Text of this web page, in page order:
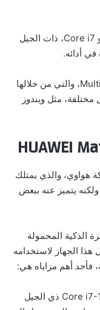
يمتلك الحاسوب معالج من النوع Core i5، أو Core i7، ذات الجيل
أدائه.
يدعم الجهاز تقنية Multi-screen Collaboration، والتي من خلالها
مختلفة، مثل ويندوز
هواوي، والذي يمتلك
يتميز عنه ببعض
الذكية المحمولة
هذا الجهاز لاستخدامه
فأحد أهم مزاياه هي:
يتمتع الحاسوب بمعالج جبار من نوع Core i7-10510U ذي الجيل